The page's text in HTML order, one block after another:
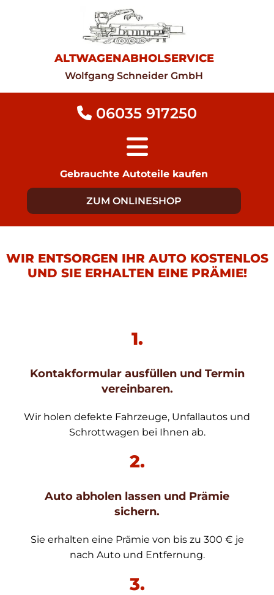
ALTWAGENABHOLSERVICE
Wolfgang Schneider GmbH
 06035 917250
Gebrauchte Autoteile kaufen
ZUM ONLINESHOP
WIR ENTSORGEN IHR AUTO KOSTENLOS
UND SIE ERHALTEN EINE PRÄMIE!
1.
Kontakformular ausfüllen und Termin
vereinbaren.
Wir holen defekte Fahrzeuge, Unfallautos und
Schrottwagen bei Ihnen ab.
2.
Auto abholen lassen und Prämie
sichern.
Sie erhalten eine Prämie von bis zu 300 € je
nach Auto und Entfernung.
3.